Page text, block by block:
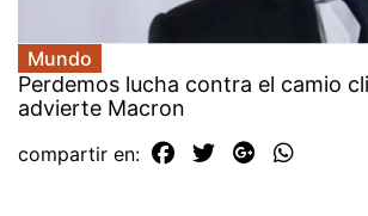
Mundo
Perdemos lucha contra el camio
advierte Macron
compartir en: